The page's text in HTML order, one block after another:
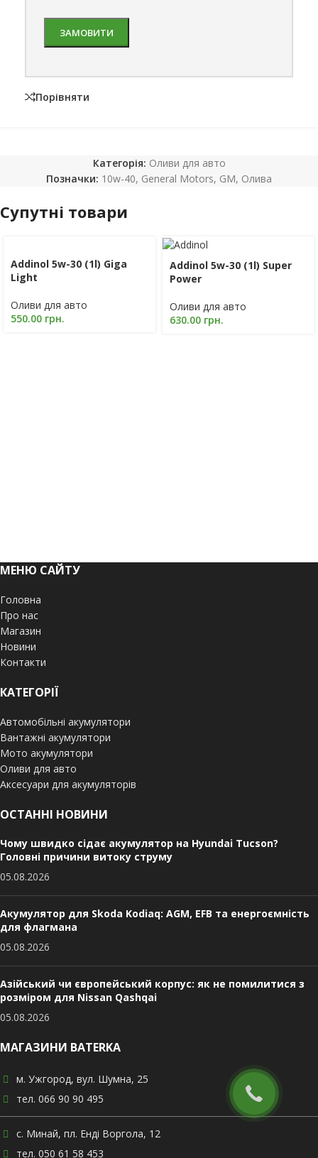
Порівняти
Категорія: Оливи для авто
Позначки: 10w-40, General Motors, GM, Олива
Супутні товари
Addinol 5w-30 (1l) Giga
Light
Оливи для авто
550.00 грн.
Addinol 5w-30 (1l) Super
Power
Оливи для авто
630.00 грн.
МЕНЮ САЙТУ
Головна
Про нас
Магазин
Новини
Контакти
КАТЕГОРІЇ
Автомобільні акумулятори
Вантажні акумулятори
Мото акумулятори
Оливи для авто
Аксесуари для акумуляторів
ОСТАННІ НОВИНИ
Чому швидко сідає акумулятор на Hyundai Tucson?
Головні причини витоку струму
05.08.2026
Акумулятор для Skoda Kodiaq: AGM, EFB та енергоємність
для флагмана
05.08.2026
Азійський чи європейський корпус: як не помилитися з
розміром для Nissan Qashqai
05.08.2026
МАГАЗИНИ BATERKA
м. Ужгород, вул. Шумна, 25
тел. 066 90 90 495
с. Минай, пл. Енді Воргола, 12
тел. 050 61 58 453